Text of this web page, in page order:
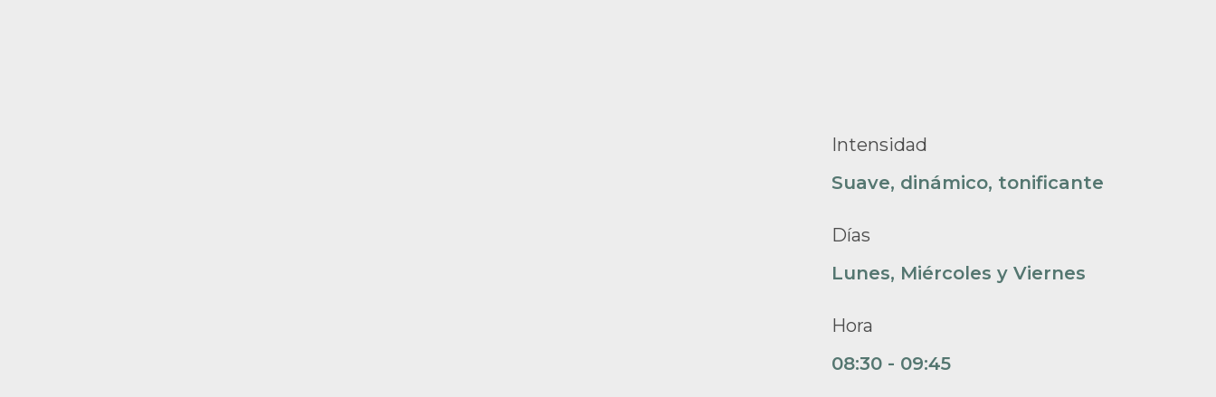
Intensidad
Suave, dinámico, tonificante
Días
Lunes, Miércoles y Viernes
Hora
08:30 - 09:45